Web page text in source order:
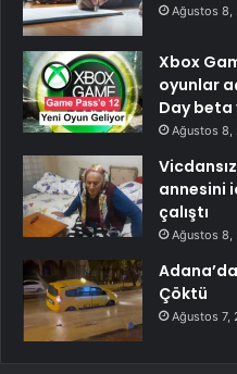
Ağustos 8,
Xbox
oyunlar
Day beta
Ağustos 8,
annesini
çalıştı
Ağustos 8,
Çöktü
Ağustos 7,